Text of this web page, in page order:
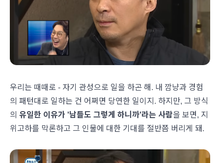
우리는 때때로 - 자기 관성으로 일을 하곤 해. 내 깜냥과 경험
의 패턴대로 일하는 건 어쩌면 당연한 일이지. 하지만, 그 방식
의 유일한 이유가 '남들도 그렇게 하니까'라는 사람을 보면, 지
위고하를 막론하고 그 인물에 대한 기대를 절반쯤 버리게 돼.